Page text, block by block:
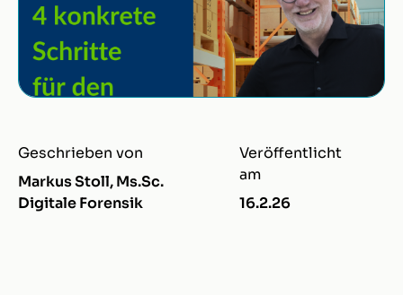
Geschrieben von
Markus Stoll, Ms.Sc.
Digitale Forensik
Veröffentlicht
am
16.2.26